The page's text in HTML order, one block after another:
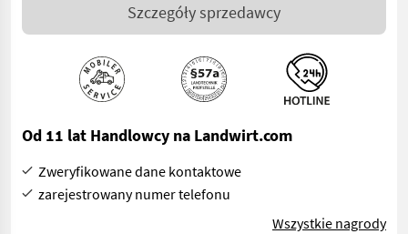
Szczegóły sprzedawcy
Od 11 lat Handlowcy na Landwirt.com
Zweryfikowane dane kontaktowe
zarejestrowany numer telefonu
Wszystkie nagrody